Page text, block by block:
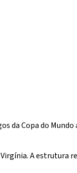
da Copa do
A estrutura